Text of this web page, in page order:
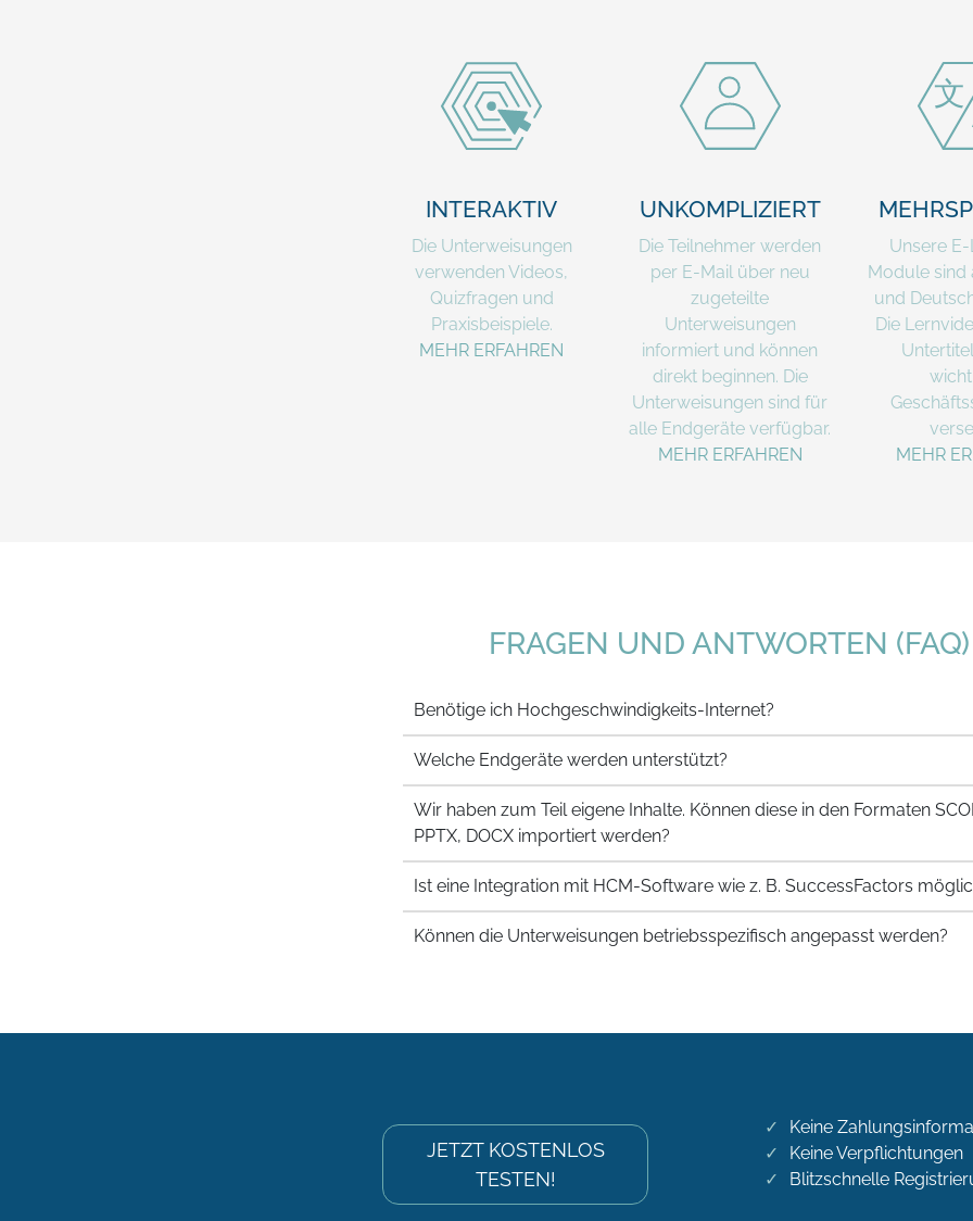
INTERAKTIV
Die Unterweisungen
verwenden Videos,
Quizfragen und
Praxisbeispiele.
MEHR ERFAHREN
UNKOMPLIZIERT
Die Teilnehmer werden
per E-Mail über neu
zugeteilte
Unterweisungen
informiert und können
direkt beginnen. Die
Unterweisungen sind für
alle Endgeräte verfügbar.
MEHR ERFAHREN
Unsere
Module sind
und
Die
MEHR
FRAGEN UND ANTWORTEN (FAQ)
Benötige ich Hochgeschwindigkeits-Internet?
Welche Endgeräte werden unterstützt?
Wir haben zum Teil eigene Inhalte. Können diese in den Formaten
PPTX, DOCX importiert werden?
Ist eine Integration mit HCM-Software wie z. B. SuccessFactors
Können die Unterweisungen betriebsspezifisch angepasst werden?
JETZT KOSTENLOS
TESTEN!
Keine
Keine Verpflichtungen
Blitzschnelle